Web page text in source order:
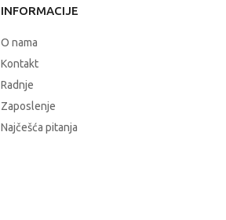
INFORMACIJE
O nama
Kontakt
Radnje
Zaposlenje
Najčešća pitanja